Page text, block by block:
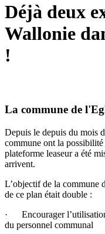
Déjà deux
Wallonie
!
La commune de
Depuis le depuis du mois
commune ont la
plateforme leaseur a été
arrivent.
L’objectif de la commune
de ce plan était double :
· Encourager l’utilisation
du personnel communal